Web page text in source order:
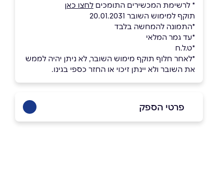
* לרשימת המכשירים התומכים לחצו כאן
תוקף למימוש השובר 20.01.2031
*התמונה להמחשה בלבד
*עד גמר המלאי
*ט.ל.ח
*לאחר חלוף תוקף מימוש השובר, לא ניתן יהיה לממש
את השובר ולא יינתן זיכוי או החזר כספי בגינו.
פרטי הספק